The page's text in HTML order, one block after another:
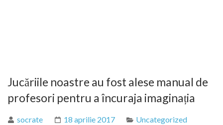
Jucăriile noastre au fost alese manual de
profesori pentru a încuraja imaginația
socrate 18 aprilie 2017
Uncategorized